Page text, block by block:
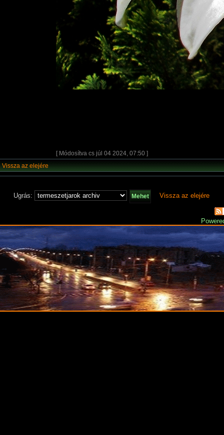
[ Módosítva cs júl 04 2024, 07:50 ]
Vissza az elejére
Ugrás: Vissza az elejére